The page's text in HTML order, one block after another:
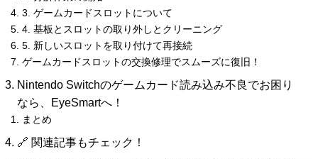
3. ゲームカードスロットについて
4. 基板とスロットの取り外しとクリーニング
5. 新しいスロットを取り付けて再接続
ゲームカードスロットの交換修理でスムーズに復旧！
Nintendo Switchのゲームカード読み込み不良でお困り
なら、EyeSmartへ！
まとめ
🔗 関連記事もチェック！